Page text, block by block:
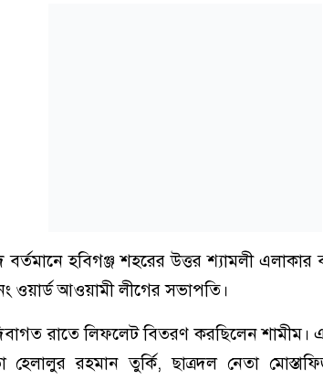
হবিগঞ্জ শহরের উত্তর শ্যামলী এলাকার
ওয়ার্ড আওয়ামী লীগের সভাপতি।
রাতে লিফলেট বিতরণ করছিলেন
রহমান তুর্কি, ছাত্রদল নেতা